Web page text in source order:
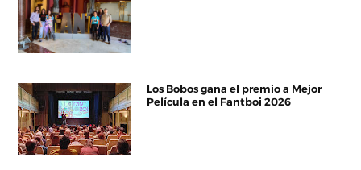
Los Bobos gana el premio a Mejor
Película en el Fantboi 2026